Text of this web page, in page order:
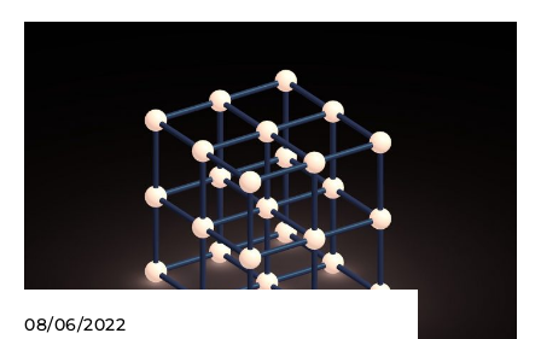
08/06/2022